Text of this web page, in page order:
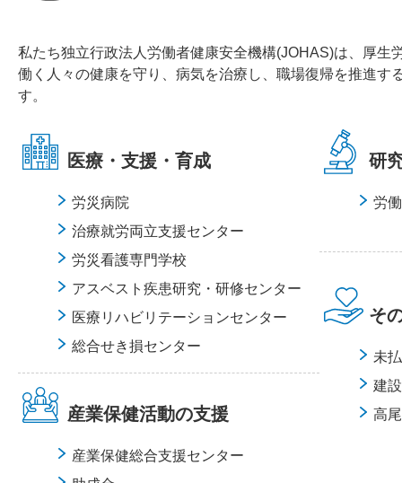
私たち独立行政法人労働者健康安全機構(JOHAS)は、厚⽣
働く⼈々の健康を守り、病気を治療し、職場復帰を推進す
す。
医療・⽀援・育成
労災病院
治療就労両⽴⽀援センター
労災看護専⾨学校
アスベスト疾患研究・研修センター
医療リハビリテーションセンター
総合せき損センター
産業保健活動の支援
産業保健総合支援センター
研
労
そ
未
建
⾼